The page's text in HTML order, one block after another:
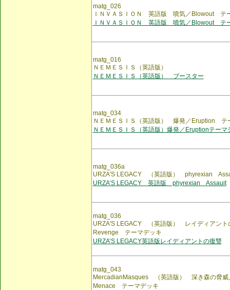
matg_026
ＩＮＶＡＳＩＯＮ 英語版 噴気／Blowout テ
ＩＮＶＡＳＩＯＮ 英語版 噴気／Blowout テ
matg_016
ＮＥＭＥＳＩＳ（英語版）
ＮＥＭＥＳＩＳ（英語版） ブースター
matg_034
ＮＥＭＥＳＩＳ（英語版） 爆発／Eruption テ
ＮＥＭＥＳＩＳ（英語版）爆発／Eruptionテーマ
matg_036a
URZA'S LEGACY （英語版） phyrexian
URZA’S LEGACY 英語版 phyrexian Assauit
matg_036
URZA'S LEGACY （英語版） レイディアント
Revenge テーマデッキ
URZA’S LEGACY英語版レイディアントの復讐
matg_043
MercadianMasques （英語版） 深き森の脅
Menace テーマデッキ